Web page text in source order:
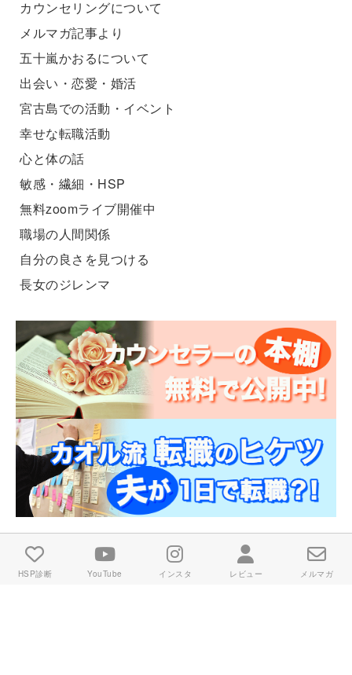
カウンセリングについて
メルマガ記事より
五十嵐かおるについて
出会い・恋愛・婚活
宮古島での活動・イベント
幸せな転職活動
心と体の話
敏感・繊細・HSP
無料zoomライブ開催中
職場の人間関係
自分の良さを見つける
長女のジレンマ
HSP診断 YouTube インスタ レビュー メルマガ